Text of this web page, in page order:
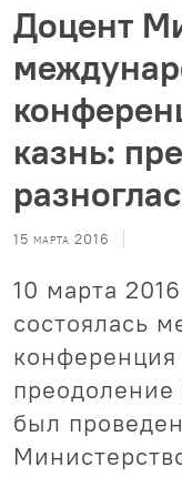
Доцент
казнь:
15 марта 2016
10 марта
состоялась
был